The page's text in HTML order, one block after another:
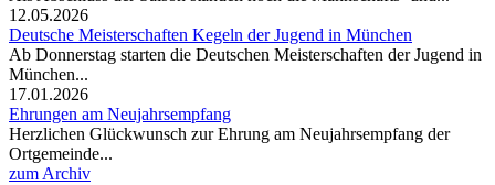
12.05.2026
Deutsche Meisterschaften Kegeln der Jugend in München
Ab Donnerstag starten die Deutschen Meisterschaften der Jugend in
München...
17.01.2026
Ehrungen am Neujahrsempfang
Herzlichen Glückwunsch zur Ehrung am Neujahrsempfang der
Ortgemeinde...
zum Archiv